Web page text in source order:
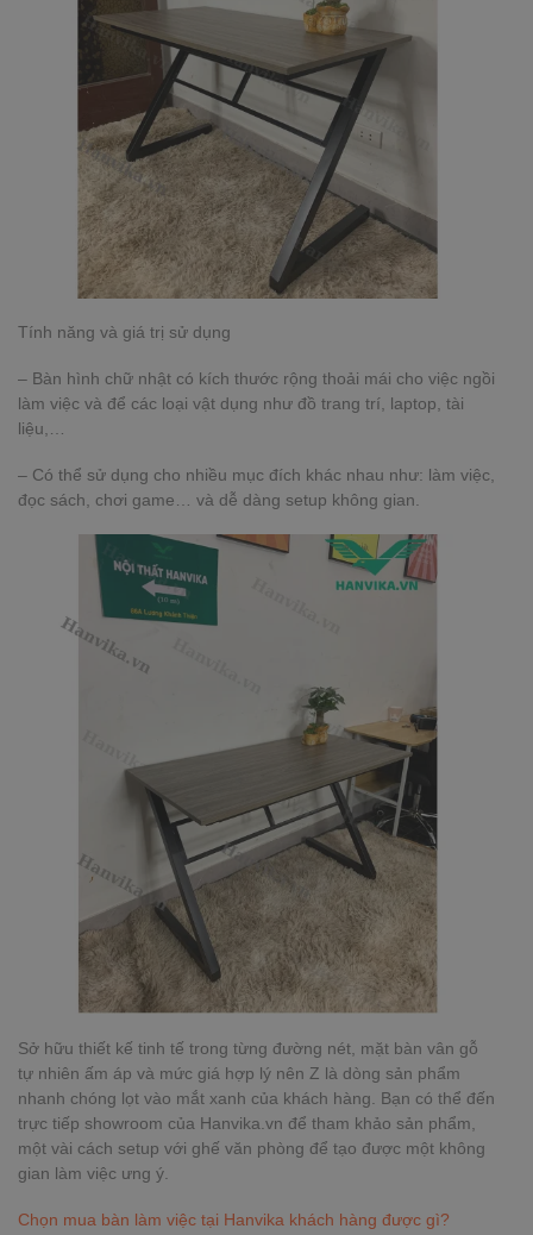
Tính năng và giá trị sử dụng
– Bàn hình chữ nhật có kích thước rộng thoải mái cho việc ngồi
làm việc và để các loại vật dụng như đồ trang trí, laptop, tài
liệu,…
– Có thể sử dụng cho nhiều mục đích khác nhau như: làm việc,
đọc sách, chơi game… và dễ dàng setup không gian.
Sở hữu thiết kế tinh tế trong từng đường nét, mặt bàn vân gỗ
tự nhiên ấm áp và mức giá hợp lý nên Z là dòng sản phẩm
nhanh chóng lọt vào mắt xanh của khách hàng. Bạn có thể đến
trực tiếp showroom của Hanvika.vn để tham khảo sản phẩm,
một vài cách setup với ghế văn phòng để tạo được một không
gian làm việc ưng ý.
Chọn mua bàn làm việc tại Hanvika khách hàng được gì?